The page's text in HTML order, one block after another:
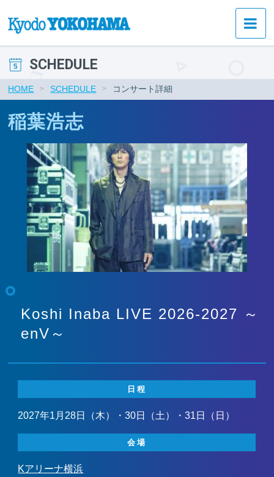
SCHEDULE
HOME SCHEDULE コンサート詳細
稲葉浩志
Koshi Inaba LIVE 2026-2027 ～
enV～
日程
2027年1月28日（木）・30日（土）・31日（日）
会場
Kアリーナ横浜